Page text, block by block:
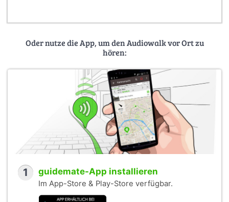
Oder nutze die App, um den Audiowalk vor Ort zu
hören:
1 guidemate-App installieren
Im App-Store & Play-Store verfügbar.